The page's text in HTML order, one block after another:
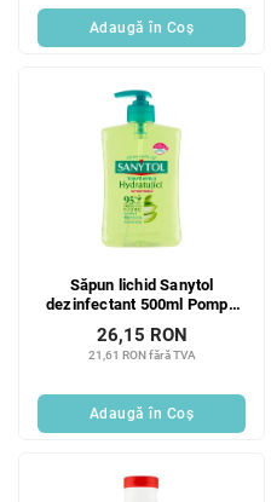
Adaugă în Coş
Săpun lichid Sanytol
dezinfectant 500ml Pompă
21,61 RON fără TVA
26,15 RON
Adaugă în Coş